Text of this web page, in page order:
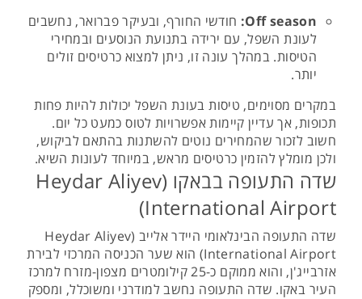
Off season: חודשי החורף, ובעיקר פברואר, נחשבים
לעונת השפל, עם ירידה בתנועת הנוסעים ובמחירי
הטיסות. במהלך עונה זו, ניתן למצוא כרטיסים זולים
יותר.
במקרים מסוימים, טיסות בעונת השפל יכולות להיות פחות
תכופות, אך עדיין קיימות אפשרויות לטוס כמעט כל יום.
חשוב לזכור שהמחירים נוטים להשתנות בהתאם לביקוש,
ולכן מומלץ להזמין כרטיסים מראש, במיוחד לעונות השיא​.
שדה התעופה בבאקו (Heydar Aliyev
International Airport)
שדה התעופה הבינלאומי היידר אלייב (Heydar Aliyev
International Airport) הוא שער הכניסה המרכזי לבירת
אזרבייג'ן, והוא ממוקם כ-25 קילומטרים מצפון-מזרח למרכז
העיר באקו. שדה התעופה נחשב למודרני ומשוכלל, ומספק